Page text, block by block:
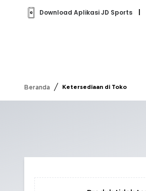
Download Aplikasi JD Sports
Beranda / Ketersediaan di Toko